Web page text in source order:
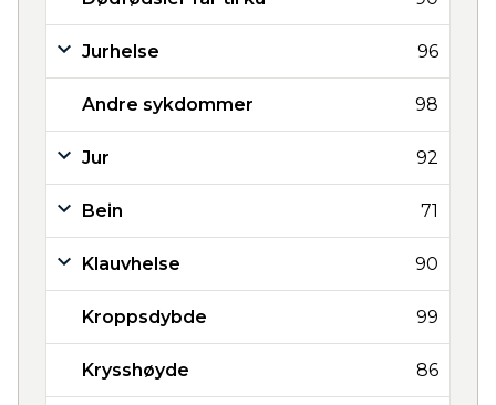
Jurhelse 96
Andre sykdommer 98
Jur 92
Bein 71
Klauvhelse 90
Kroppsdybde 99
Krysshøyde 86